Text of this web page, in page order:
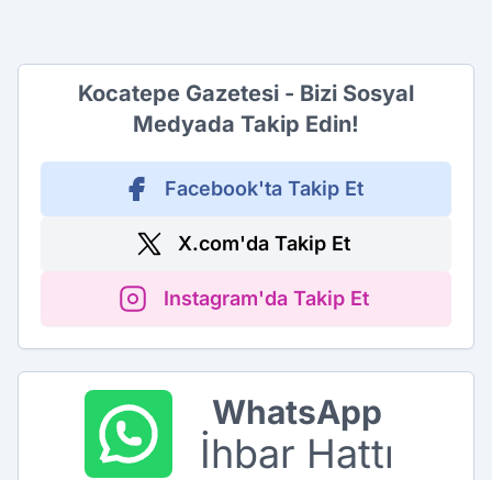
Kocatepe Gazetesi - Bizi Sosyal
Medyada Takip Edin!
Facebook'ta Takip Et
X.com'da Takip Et
Instagram'da Takip Et
WhatsApp
İhbar Hattı